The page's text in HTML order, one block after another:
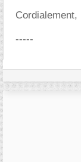
Cordialement,
-----